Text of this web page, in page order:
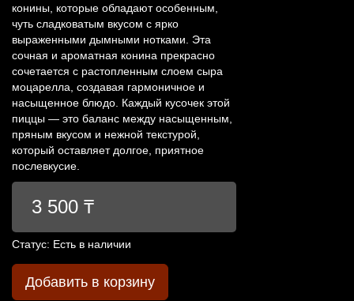
конины, которые обладают особенным,
чуть сладковатым вкусом с ярко
выраженными дымными нотками. Эта
сочная и ароматная конина прекрасно
сочетается с растопленным слоем сыра
моцарелла, создавая гармоничное и
насыщенное блюдо. Каждый кусочек этой
пиццы — это баланс между насыщенным,
пряным вкусом и нежной текстурой,
который оставляет долгое, приятное
послевкусие.
3 500 ₸
Статус: Есть в наличии
Добавить в корзину